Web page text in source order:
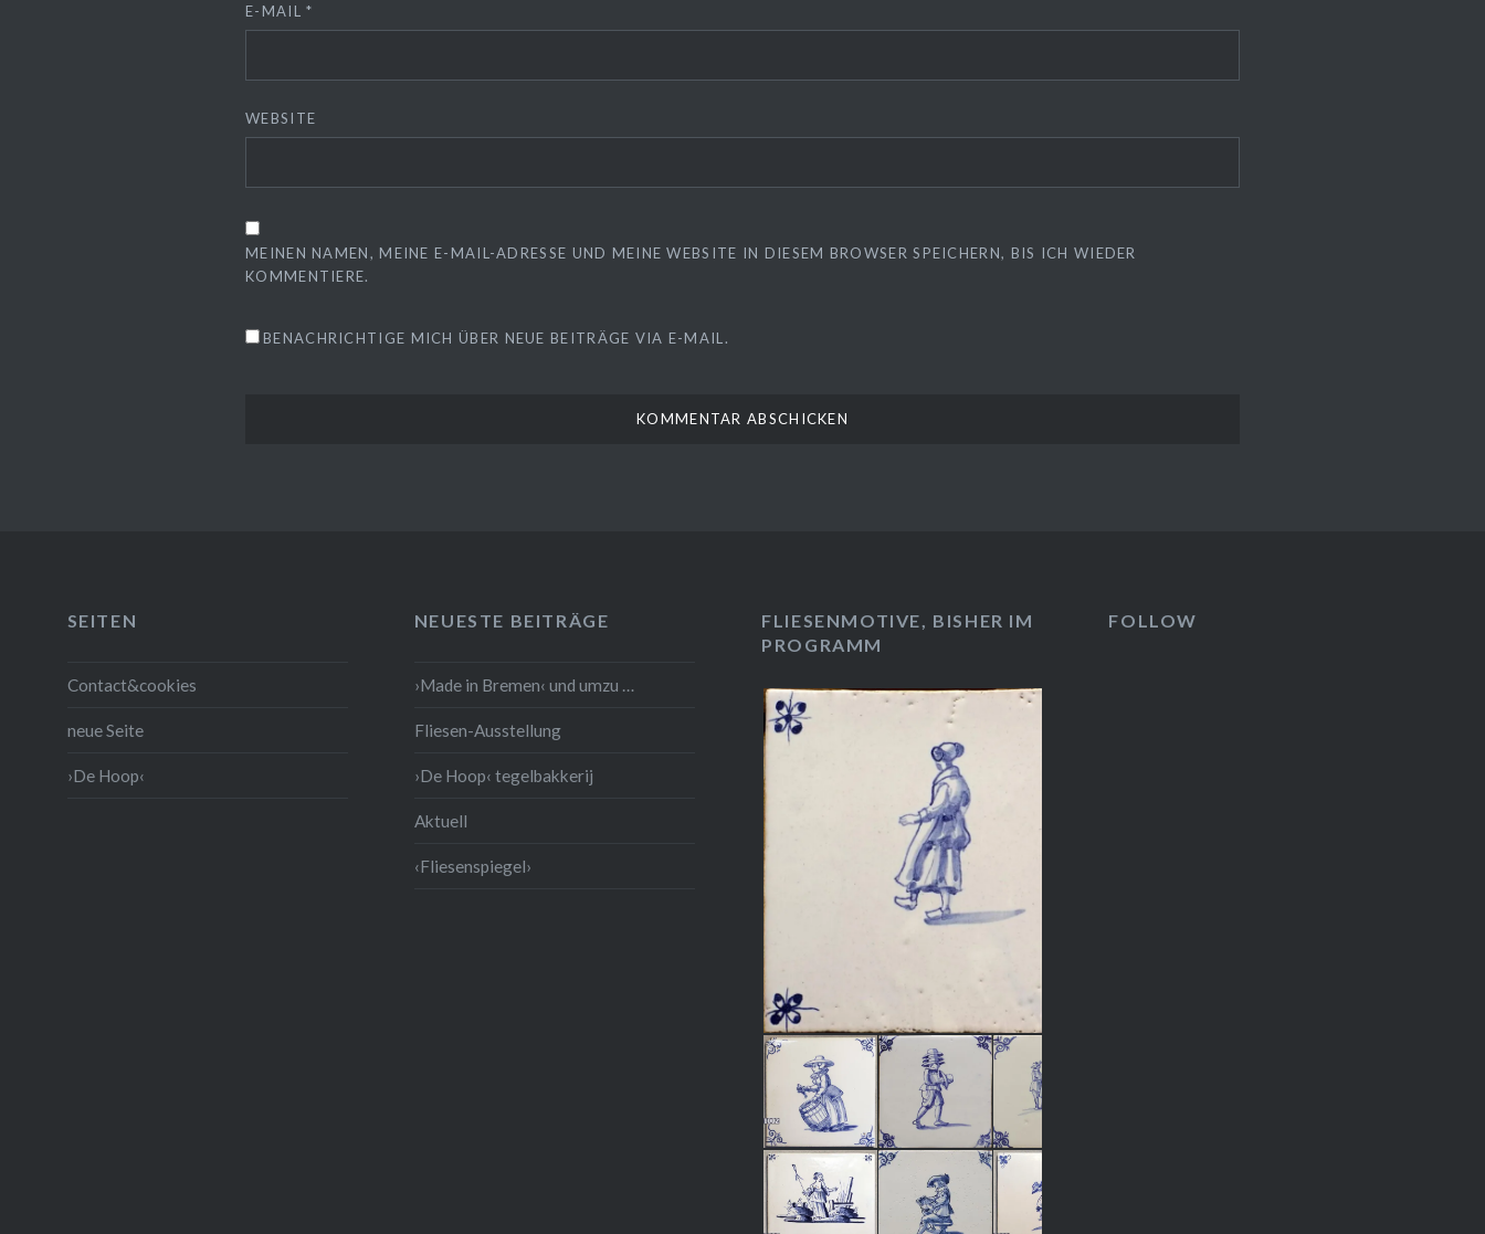
E-MAIL*
WEBSITE
MEINEN NAMEN, MEINE E-MAIL-ADRESSE UND MEINE WEBSITE IN DIESEM BROWSER SPEICHERN, BIS ICH WIEDER
KOMMENTIERE.
BENACHRICHTIGE MICH ÜBER NEUE BEITRÄGE VIA E-MAIL.
SEITEN
Contact&cookies
neue Seite
›De Hoop‹
NEUESTE BEITRÄGE
›Made in Bremen‹ und umzu …
Fliesen-Ausstellung
›De Hoop‹ tegelbakkerij
Aktuell
‹Fliesenspiegel›
FLIESENMOTIVE, BISHER IM
PROGRAMM
FOLLOW